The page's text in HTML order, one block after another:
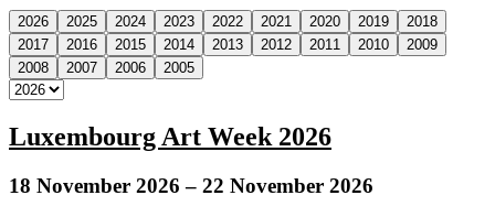
2026 2025 2024 2023 2022 2021 2020 2019
2018
2017
2016 2015 2014 2013 2012 2011 2010
2009
2008
2007 2006 2005
Luxembourg Art Week 2026
18 November 2026 – 22 November 2026